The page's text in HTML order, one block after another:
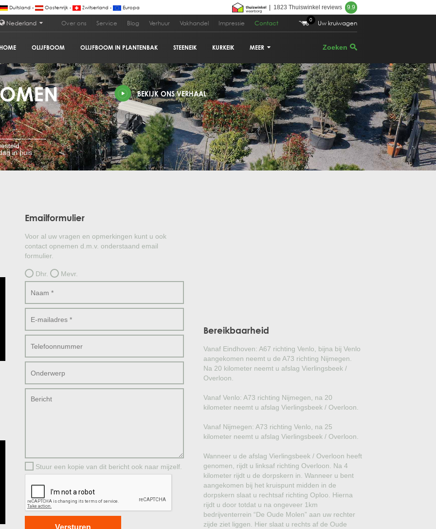
Duitsland - Oostenrijk - Zwitserland - Europa 1823 Thuiswinkel reviews 9.9
Nederland Over ons Service Blog Verhuur Vakhandel Impressie Contact 0 Uw kruiwagen
HOME OLIJFBOOM OLIJFBOOM IN PLANTENBAK STEENEIK KURKEIK MEER
VIJGENBOOM
PALMBOOM
DRUIVENRANK
GRANAATAPPELBOOM
PERZISCHE SLAAPBOOM
JAPANSE BONSAI
GROVE DEN
JAPANSE WOLMISPEL
TOSCAANSE JASMIJN
VORMSNOEI
BAMBOE
BEKIJK ONS VERHAAL
in huis
Emailformulier
Voor al uw vragen en opmerkingen kunt u ook
contact opnemen d.m.v. onderstaand email
formulier.
Dhr. Mevr.
Stuur een kopie van dit bericht ook naar mijzelf.
Bereikbaarheid
Vanaf Eindhoven: A67 richting Venlo, bijna bij Venlo
aangekomen neemt u de A73 richting Nijmegen.
Na 20 kilometer neemt u afslag Vierlingsbeek /
Overloon.
Vanaf Venlo: A73 richting Nijmegen, na 20
kilometer neemt u afslag Vierlingsbeek / Overloon.
Vanaf Nijmegen: A73 richting Venlo, na 25
kilometer neemt u afslag Vierlingsbeek / Overloon.
Wanneer u de afslag Vierlingsbeek / Overloon heeft
genomen, rijdt u linksaf richting Overloon. Na 4
kilometer rijdt u de dorpskern in. Wanneer u bent
aangekomen bij het kruispunt midden in de
dorpskern slaat u rechtsaf richting Oploo. Hierna
rijdt u door totdat u na ongeveer 1km
bedrijventerrein “De Oude Molen” aan uw rechter
zijde ziet liggen. Hier slaat u rechts af de Oude